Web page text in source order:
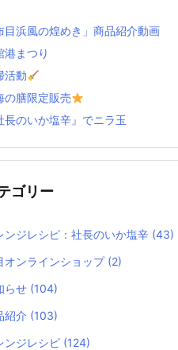
目浜風の煌めき」商品紹介動画
港まつり
活動
の膳限定販売
長のいか塩辛』でニラ玉
ゴリー
ンジレシピ：社長のいか塩辛 (43)
オンラインショップ (2)
らせ (104)
紹介 (103)
ンジレシピ (124)